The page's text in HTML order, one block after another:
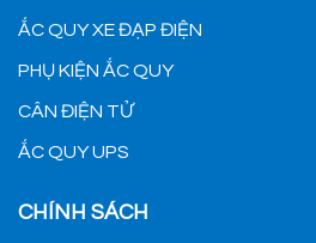
ẮC QUY XE ĐẠP ĐIỆN
PHỤ KIỆN ẮC QUY
CÂN ĐIỆN TỬ
ẮC QUY UPS
CHÍNH SÁCH